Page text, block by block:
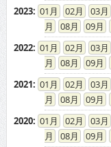
2023: 01 02 03
08
09
2022: 01 02 03
08
09
2021: 01 02 03
08
09
2020: 01 02 03
08
09